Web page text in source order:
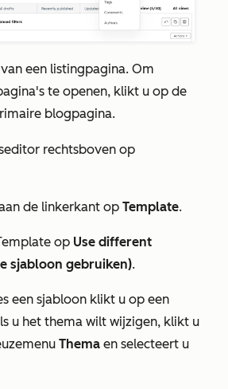
van een listingpagina. Om
te openen, klikt u op de
blogpagina.
rechtsboven op
de linkerkant op Template.
op Use different
sjabloon gebruiken).
een sjabloon klikt u op een
u het thema wilt wijzigen, klikt u
Thema en selecteert u